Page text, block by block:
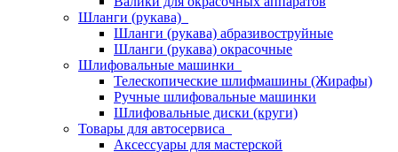
Шланги (рукава)
Шланги (рукава) абразивоструйные
Шланги (рукава) окрасочные
Шлифовальные машинки
Телескопические шлифмашины (Жирафы)
Ручные шлифовальные машинки
Шлифовальные диски (круги)
Товары для автосервиса
Аксессуары для мастерской